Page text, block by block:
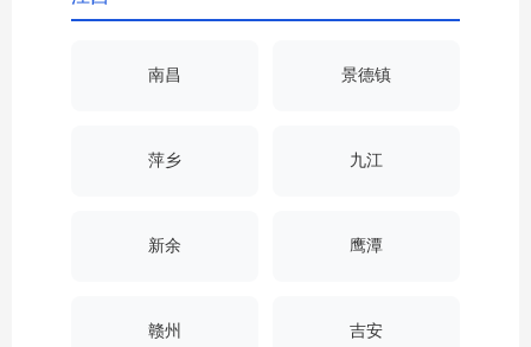
南昌 景德镇
萍乡 九江
新余 鹰潭
赣州 吉安